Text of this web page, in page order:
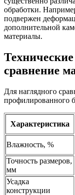
обработки.
подвержен
дополнительной
материалы.
сравнение
Для наглядного
профилированного
Характеристика
Влажность, %
Точность размеров,
мм
Усадка
конструкции